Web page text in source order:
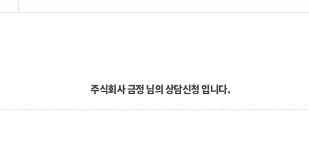
주식회사 금정 님의 상담신청 입니다.